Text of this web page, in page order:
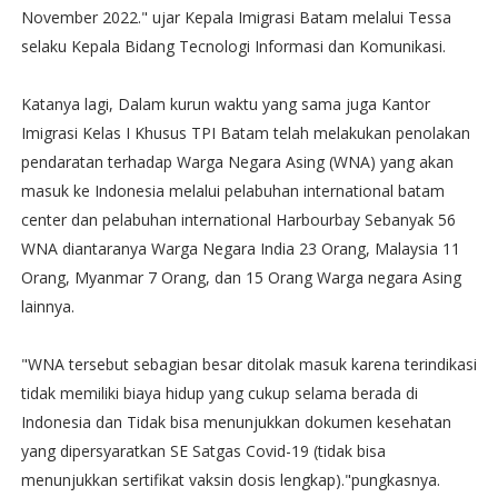
November 2022." ujar Kepala Imigrasi Batam melalui Tessa
selaku Kepala Bidang Tecnologi Informasi dan Komunikasi.
Katanya lagi, Dalam kurun waktu yang sama juga Kantor
Imigrasi Kelas I Khusus TPI Batam telah melakukan penolakan
pendaratan terhadap Warga Negara Asing (WNA) yang akan
masuk ke Indonesia melalui pelabuhan international batam
center dan pelabuhan international Harbourbay Sebanyak 56
WNA diantaranya Warga Negara India 23 Orang, Malaysia 11
Orang, Myanmar 7 Orang, dan 15 Orang Warga negara Asing
lainnya.
"WNA tersebut sebagian besar ditolak masuk karena terindikasi
tidak memiliki biaya hidup yang cukup selama berada di
Indonesia dan Tidak bisa menunjukkan dokumen kesehatan
yang dipersyaratkan SE Satgas Covid-19 (tidak bisa
menunjukkan sertifikat vaksin dosis lengkap)."pungkasnya.